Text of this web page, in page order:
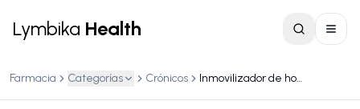
Lymbika Health
Farmacia Categorías Crónicos Inmovilizador de hombro adulto 1 pieza